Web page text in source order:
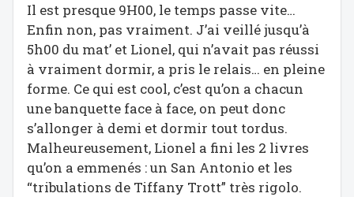
Il est presque 9H00, le temps passe vite…
Enfin non, pas vraiment. J’ai veillé jusqu’à
5h00 du mat’ et Lionel, qui n’avait pas réussi
à vraiment dormir, a pris le relais… en pleine
forme. Ce qui est cool, c’est qu’on a chacun
une banquette face à face, on peut donc
s’allonger à demi et dormir tout tordus.
Malheureusement, Lionel a fini les 2 livres
qu’on a emmenés : un San Antonio et les
“tribulations de Tiffany Trott” très rigolo.